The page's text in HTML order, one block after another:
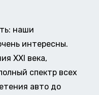
наши
интересны.
XXI века,
спектр всех
авто до